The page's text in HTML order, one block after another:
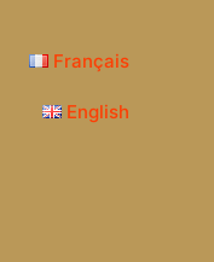
Français
English